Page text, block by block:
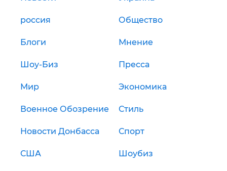
россия Общество
Блоги Мнение
Шоу-Биз Пресса
Мир Экономика
Военное Обозрение Стиль
Новости Донбасса Спорт
США Шоубиз